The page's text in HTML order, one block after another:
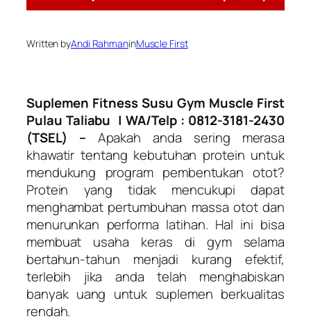
Written byAndi RahmaninMuscle First
Suplemen Fitness Susu Gym Muscle First
Pulau Taliabu | WA/Telp : 0812-3181-2430
(TSEL) – Apakah anda sering merasa
khawatir tentang kebutuhan protein untuk
mendukung program pembentukan otot?
Protein yang tidak mencukupi dapat
menghambat pertumbuhan massa otot dan
menurunkan performa latihan. Hal ini bisa
membuat usaha keras di gym selama
bertahun-tahun menjadi kurang efektif,
terlebih jika anda telah menghabiskan
banyak uang untuk suplemen berkualitas
rendah.